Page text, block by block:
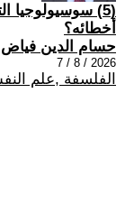
(5) سوسيولوجيا
أخطائه؟
حسام الدين فياض
2026 / 8 / 7
الفلسفة ,علم